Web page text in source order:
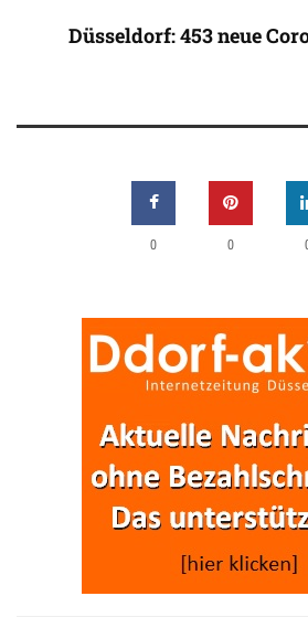
Düsseldorf: 453 neue
0 0